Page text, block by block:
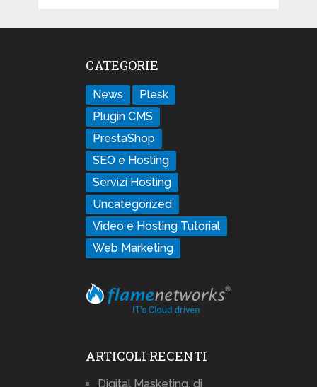
CATEGORIE
News
Plesk
Plugin CMS
PrestaShop
SEO e Hosting
Servizi Hosting
Uncategorized
Video e Hosting Tutorial
Web Marketing
ARTICOLI RECENTI
Digital Masketing, di